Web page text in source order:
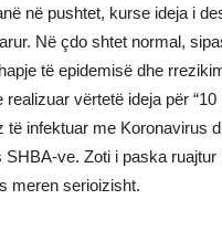
në pushtet, kurse ideja i
Në çdo shtet normal,
të epidemisë dhe
vërtetë ideja për
infektuar me Koronavirus
ve. Zoti i paska
meren serioizisht.